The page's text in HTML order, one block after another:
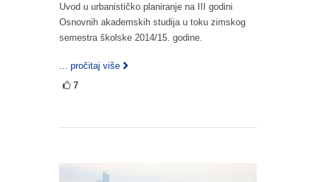
Uvod u urbanističko planiranje na III godini
Osnovnih akademskih studija u toku zimskog
semestra školske 2014/15. godine.
... pročitaj više
7